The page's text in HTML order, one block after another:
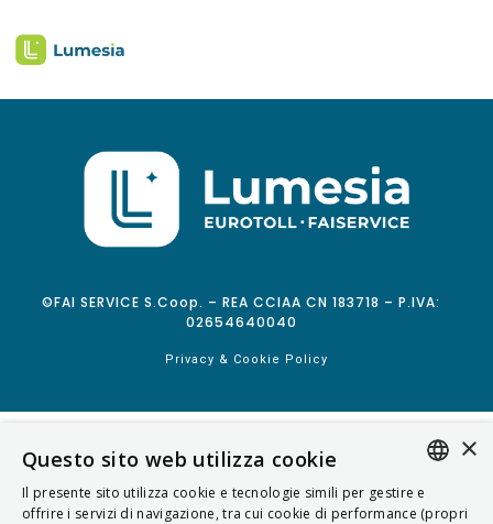
©FAI SERVICE S.Coop. – REA CCIAA CN 183718 – P.IVA:
02654640040
Privacy & Cookie Policy
ITALIAN
×
Questo sito web utilizza cookie
Il presente sito utilizza cookie e tecnologie simili per gestire e
offrire i servizi di navigazione, tra cui cookie di performance (propri